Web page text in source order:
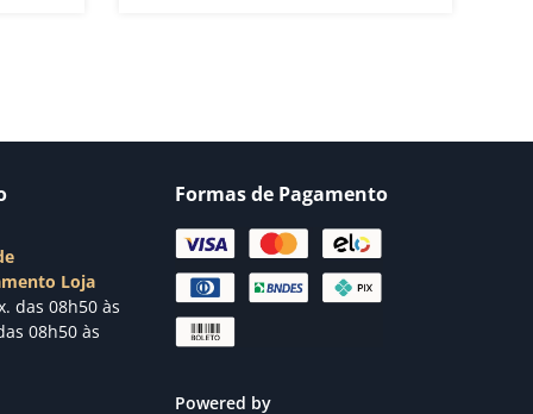
Loja
das 08h50 às
08h50 às
Formas de Pagamento
Powered by